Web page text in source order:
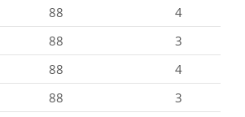
88
4
88
3
88
4
88
3